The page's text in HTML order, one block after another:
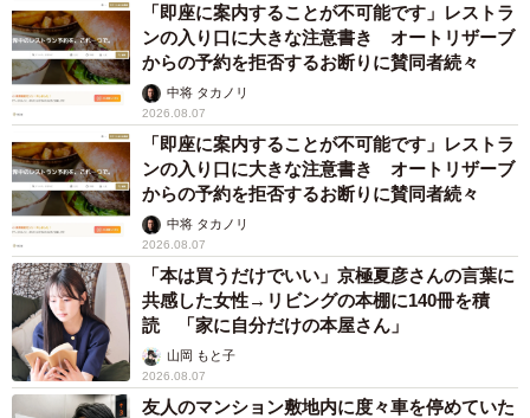
「即座に案内することが不可能です」レストラ
ンの入り口に大きな注意書き オートリザーブ
からの予約を拒否するお断りに賛同者続々
中将 タカノリ
2026.08.07
「即座に案内することが不可能です」レストラ
ンの入り口に大きな注意書き オートリザーブ
からの予約を拒否するお断りに賛同者続々
中将 タカノリ
2026.08.07
「本は買うだけでいい」京極夏彦さんの言葉に
共感した女性→リビングの本棚に140冊を積
読 「家に自分だけの本屋さん」
山岡 もと子
2026.08.07
友人のマンション敷地内に度々車を停めていた